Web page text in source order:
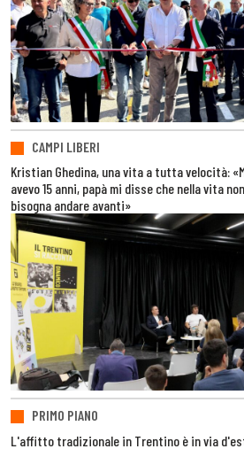
CAMPI LIBERI
Kristian Ghedina, una vita a tutta velocità:
avevo 15 anni, papà mi disse che nella vita
bisogna andare avanti»
PRIMO PIANO
L'affitto tradizionale in Trentino è in via